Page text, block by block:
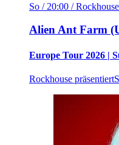
So / 20:00 /
Alien Ant Farm
Europe Tour 2026 |
Rockhouse präsentiert